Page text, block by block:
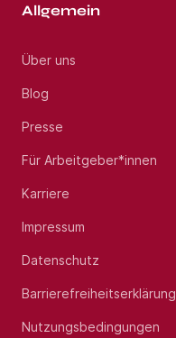
Allgemein
Über uns
Blog
Presse
Für Arbeitgeber*innen
Karriere
Impressum
Datenschutz
Barrierefreiheitserklärung
Nutzungsbedingungen